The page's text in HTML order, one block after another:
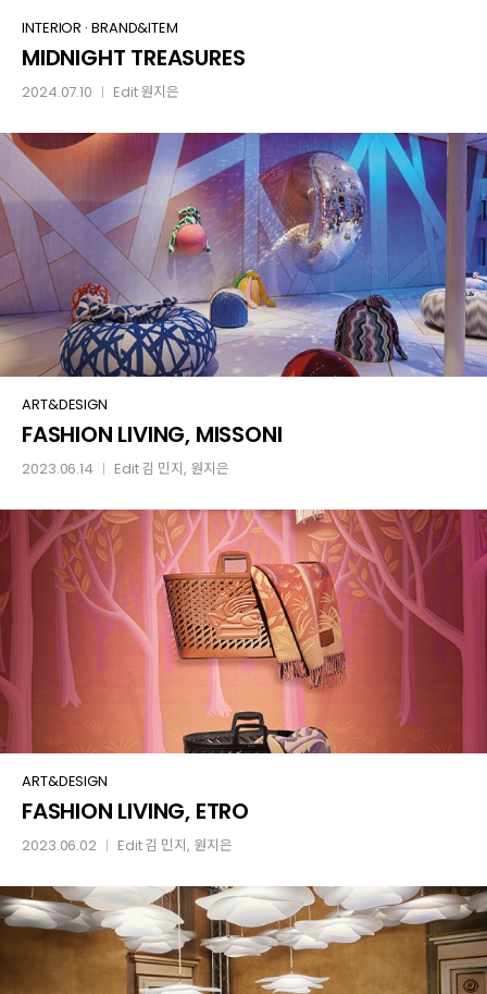
MIDNIGHT
TREASURES
INTERIOR · BRAND&ITEM
MIDNIGHT TREASURES
2024.07.10 Edit원지은
FASHION
LIVING,
MISSONI
ART&DESIGN
FASHION LIVING, MISSONI
2023.06.14 Edit김 민지, 원지은
FASHION
LIVING,
ETRO
ART&DESIGN
FASHION LIVING, ETRO
2023.06.02 Edit김 민지, 원지은